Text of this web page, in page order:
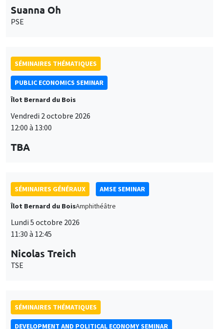
Suanna Oh
PSE
SÉMINAIRES THÉMATIQUES
PUBLIC ECONOMICS SEMINAR
Îlot Bernard du Bois
Vendredi 2 octobre 2026
12:00 à 13:00
TBA
SÉMINAIRES GÉNÉRAUX
AMSE SEMINAR
Îlot Bernard du BoisAmphithéâtre
Lundi 5 octobre 2026
11:30 à 12:45
Nicolas Treich
TSE
SÉMINAIRES THÉMATIQUES
DEVELOPMENT AND POLITICAL ECONOMY SEMINAR